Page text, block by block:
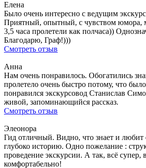
Елена
Было очень интересно с ведущим
Приятный, опытный, с чувством юмора,
3,5 часа пролетели как полчаса))
Благодарю, Граф!)))
Смотреть отзыв
Анна
Нам очень понравилось. Обогатились
пролетело очень быстро потому, что
понравился экскурсовод Станислав
живой, запоминающийся рассказ.
Смотреть отзыв
Элеонора
Гид отличный. Видно, что знает и любит
глубоко историю. Одно пожелание :
проведение экскурсии. А так, всё супер,
комфортабельно!